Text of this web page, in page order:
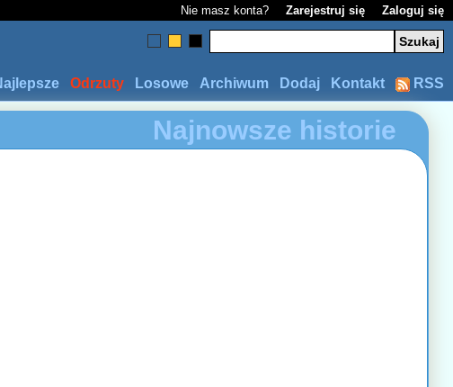
Nie masz konta? Zarejestruj się Zaloguj się
RSS
Kontakt
Dodaj
Archiwum
Losowe
Odrzuty
Najnowsze historie